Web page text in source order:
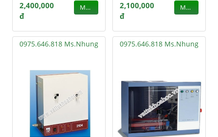
2,400,000
đ
MUA
2,100,000
đ
MUA
0975.646.818 Ms.Nhung 0975.646.818 Ms.Nhung